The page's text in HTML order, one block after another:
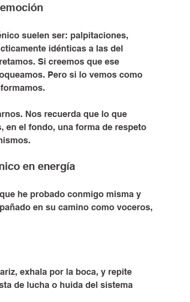
suelen ser: palpitaciones,
idénticas a las del
Si creemos que ese
Pero si lo vemos como
Nos recuerda que lo que
en el fondo, una forma de respeto
en energía
he probado conmigo misma y
en su camino como voceros,
exhala por la boca, y repite
de lucha o huida del sistema